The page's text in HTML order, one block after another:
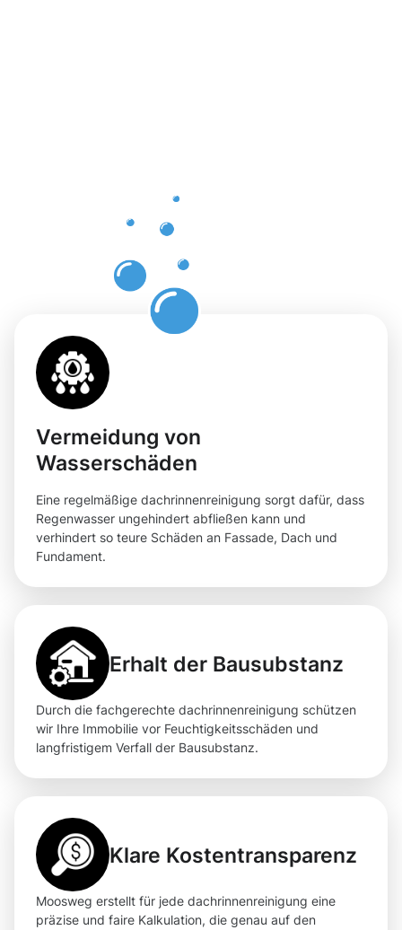
Vermeidung von
Wasserschäden
Eine regelmäßige dachrinnenreinigung sorgt dafür, dass
Regenwasser ungehindert abfließen kann und
verhindert so teure Schäden an Fassade, Dach und
Fundament.
Erhalt der Bausubstanz
Durch die fachgerechte dachrinnenreinigung schützen
wir Ihre Immobilie vor Feuchtigkeitsschäden und
langfristigem Verfall der Bausubstanz.
Klare Kostentransparenz
Moosweg erstellt für jede dachrinnenreinigung eine
präzise und faire Kalkulation, die genau auf den